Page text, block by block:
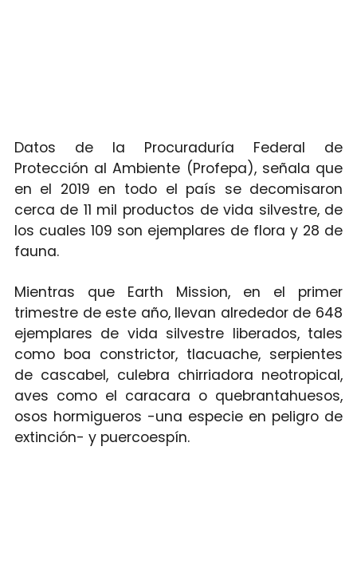
Datos de la Procuraduría Federal de
Protección al Ambiente (Profepa), señala que
en el 2019 en todo el país se decomisaron
cerca de 11 mil productos de vida silvestre, de
los cuales 109 son ejemplares de flora y 28 de
fauna.
Mientras que Earth Mission, en el primer
trimestre de este año, llevan alrededor de 648
ejemplares de vida silvestre liberados, tales
como boa constrictor, tlacuache, serpientes
de cascabel, culebra chirriadora neotropical,
aves como el caracara o quebrantahuesos,
osos hormigueros -una especie en peligro de
extinción- y puercoespín.